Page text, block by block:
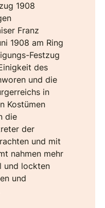
1908
Franz
1908 am Ring
Festzug
des
und die
in
Kostümen
die
der
und mit
nahmen mehr
und lockten
und